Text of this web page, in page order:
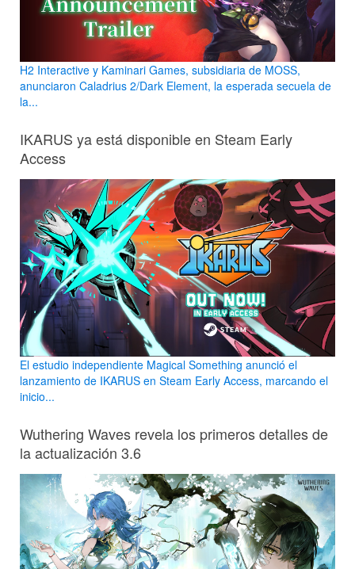
H2 Interactive y Kaminari Games, subsidiaria de MOSS,
anunciaron Caladrius 2/Dark Element, la esperada secuela de
la...
IKARUS ya está disponible en Steam Early
Access
El estudio independiente Magical Something anunció el
lanzamiento de IKARUS en Steam Early Access, marcando el
inicio...
Wuthering Waves revela los primeros detalles de
la actualización 3.6